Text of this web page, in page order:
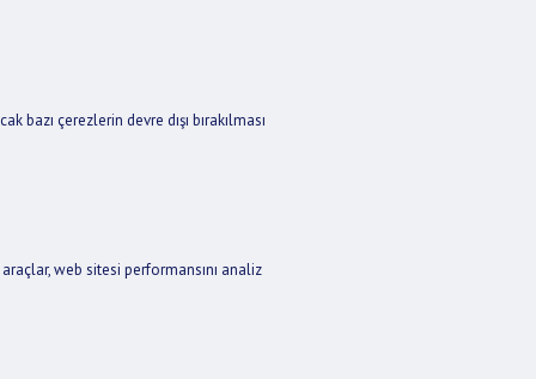
çerezlerin devre dışı bırakılması
web sitesi performansını analiz